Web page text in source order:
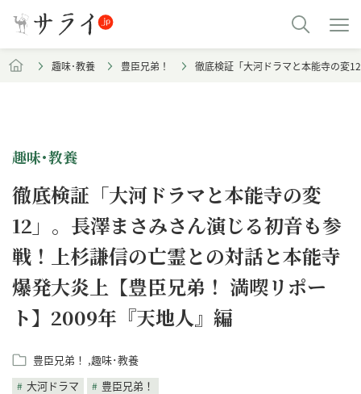
趣味･教養 豊臣兄弟！ 徹底検証「大河ドラマと本能寺の変
趣味･教養
徹底検証「大河ドラマと本能寺の変
12」。長澤まさみさん演じる初音も参
戦！上杉謙信の亡霊との対話と本能寺
爆発大炎上【豊臣兄弟！ 満喫リポー
ト】2009年『天地人』編
豊臣兄弟！
趣味･教養
大河ドラマ
豊臣兄弟！